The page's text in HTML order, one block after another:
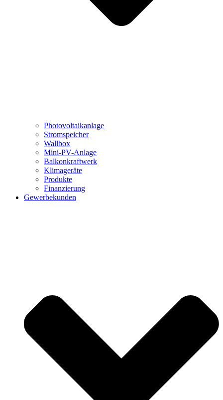
Photovoltaikanlage
Stromspeicher
Wallbox
Mini-PV-Anlage
Balkonkraftwerk
Klimageräte
Produkte
Finanzierung
Gewerbekunden